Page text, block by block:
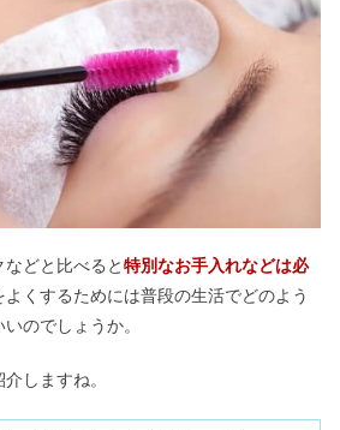
どと比べると特別なお手入れなどは必
くするためには普段の生活でどのよう
のでしょうか。
しますね。